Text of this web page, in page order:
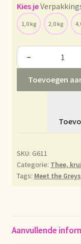
Contacto
Current price list
Declaración de
Envío y entrega
1,0 kg 2,0 kg
−
Toevoegen
SKU: G611
Categorie: Thee,
Tags: Meet the Greys
Aanvullende